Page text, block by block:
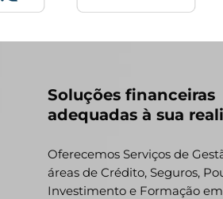
Soluções financeiras
adequadas à sua
Oferecemos Serviços de
áreas de Crédito, Seguros,
Investimento e Formação